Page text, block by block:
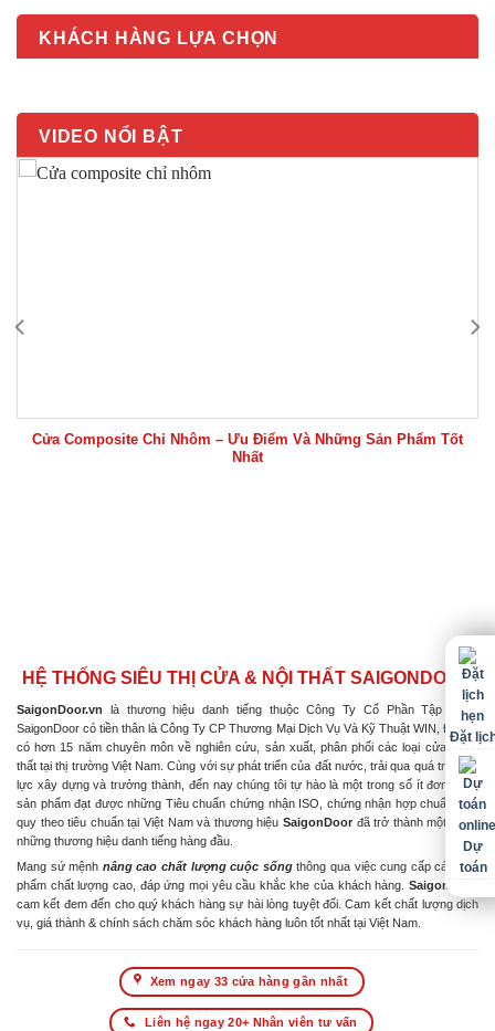
KHÁCH HÀNG LỰA CHỌN
VIDEO NỔI BẬT
Cửa Composite Chỉ Nhôm – Ưu Điểm Và Những Sản Phẩm Tốt
Nhất
HỆ THỐNG SIÊU THỊ CỬA & NỘI THẤT SAIGONDOOR
SaigonDoor.vn là thương hiệu danh tiếng thuộc Công Ty Cổ Phần Tập Đoàn
SaigonDoor có tiền thân là Công Ty CP Thương Mại Dịch Vụ Và Kỹ Thuật WIN, Đơn vị
có hơn 15 năm chuyên môn về nghiên cứu, sản xuất, phân phối các loại cửa & nội
thất tại thị trường Việt Nam. Cùng với sự phát triển của đất nước, trải qua quá trình nỗ
lực xây dựng và trưởng thành, đến nay chúng tôi tự hào là một trong số ít đơn vị có
sản phẩm đạt được những Tiêu chuẩn chứng nhận ISO, chứng nhận hợp chuẩn hợp
quy theo tiêu chuẩn tại Việt Nam và thương hiệu SaigonDoor đã trở thành một trong
những thương hiệu danh tiếng hàng đầu.
Mang sứ mệnh nâng cao chất lượng cuộc sốngthông qua việc cung cấp các sản
phẩm chất lượng cao, đáp ứng mọi yêu cầu khắc khe của khách hàng. SaigonDoor
cam kết đem đến cho quý khách hàng sự hài lòng tuyệt đối. Cam kết chất lượng dịch
vụ, giá thành & chính sách chăm sóc khách hàng luôn tốt nhất tại Việt Nam.
Xem ngay 33 cửa hàng gần nhất
Liên hệ ngay 20+ Nhân viên tư vấn
Đặt
Dự
toán